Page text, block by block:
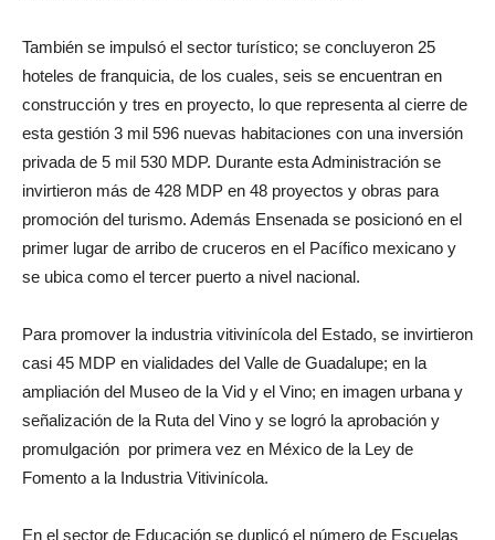
También se impulsó el sector turístico; se concluyeron 25
hoteles de franquicia, de los cuales, seis se encuentran en
construcción y tres en proyecto, lo que representa al cierre de
esta gestión 3 mil 596 nuevas habitaciones con una inversión
privada de 5 mil 530 MDP. Durante esta Administración se
invirtieron más de 428 MDP en 48 proyectos y obras para
promoción del turismo. Además Ensenada se posicionó en el
primer lugar de arribo de cruceros en el Pacífico mexicano y
se ubica como el tercer puerto a nivel nacional.
Para promover la industria vitivinícola del Estado, se invirtieron
casi 45 MDP en vialidades del Valle de Guadalupe; en la
ampliación del Museo de la Vid y el Vino; en imagen urbana y
señalización de la Ruta del Vino y se logró la aprobación y
promulgación por primera vez en México de la Ley de
Fomento a la Industria Vitivinícola.
En el sector de Educación se duplicó el número de Escuelas